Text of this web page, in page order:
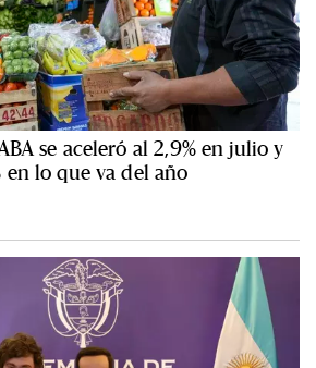
se aceleró al 2,9% en julio y
en lo que va del año